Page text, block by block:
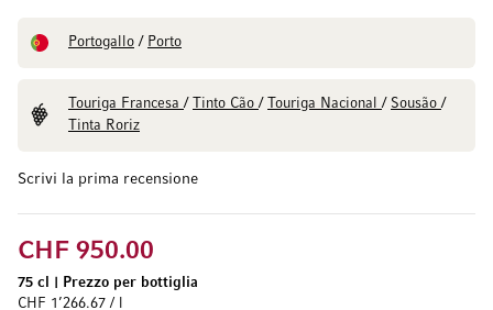
Scrivi la prima recensione
Portogallo / Porto
Touriga Francesa/ Tinto Cão/ Touriga Nacional/ Sousão/
Tinta Roriz
CHF 950.00
75 cl
Prezzo per bottiglia
CHF 1’266.67 / l